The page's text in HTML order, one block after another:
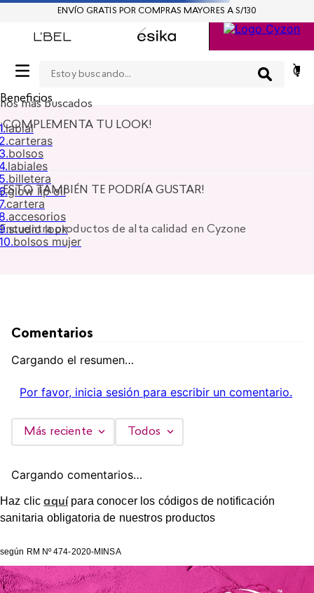
más buscados
.labial
.carteras
.bolsos
.labiales
.billetera
.glow lip oil
.cartera
.accesorios
.studio look
.bolsos mujer
0
ENVÍO GRATIS POR COMPRAS MAYORES A S/130
Beneficios
¡COMPLEMENTA TU LOOK!
¡ESTO TAMBIÉN TE PODRÍA GUSTAR!
Encuentra productos de alta calidad en Cyzone
Comentarios
Cargando el resumen…
Por favor, inicia sesión para escribir un comentario.
Más reciente Todos
Cargando comentarios…
Haz clicaquípara conocer los códigos de notificación
sanitaria obligatoria de nuestros productos
según RM Nº 474-2020-MINSA